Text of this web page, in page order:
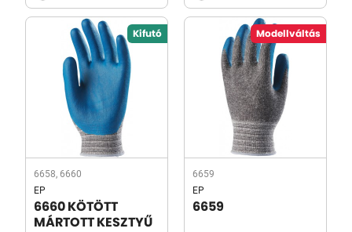
Kifutó
6658, 6660
EP
6660 KÖTÖTT
MÁRTOTT KESZTYŰ
Modellváltás
6659
EP
6659